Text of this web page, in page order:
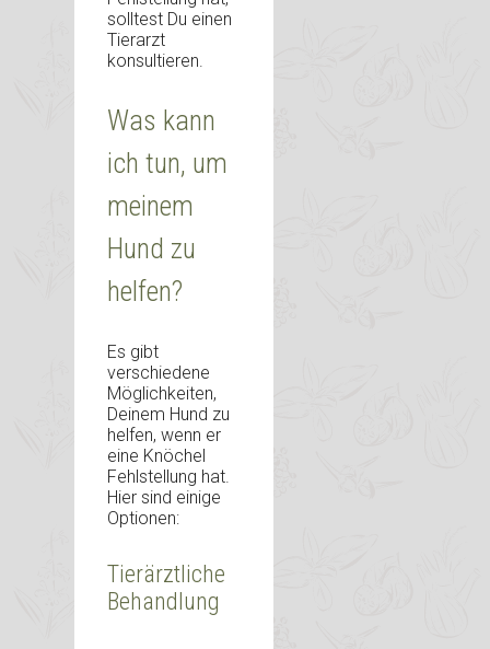
solltest Du einen
Tierarzt
konsultieren.
Was kann
ich tun, um
meinem
Hund zu
helfen?
Es gibt
verschiedene
Möglichkeiten,
Deinem Hund zu
helfen, wenn er
eine Knöchel
Fehlstellung hat.
Hier sind einige
Optionen:
Tierärztliche
Behandlung